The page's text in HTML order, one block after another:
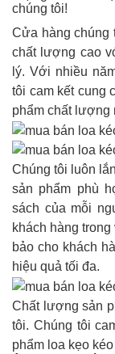
chúng tôi!
Cửa hàng chúng
chất lượng cao
lý. Với nhiều
tôi cam kết cung
phẩm chất lượng
Chúng tôi luôn
sản phẩm phù
sách của mỗi
khách hàng
bảo cho khách
hiệu quả tối đa.
Chất lượng sản
tôi. Chúng tôi
phẩm loa kẹo